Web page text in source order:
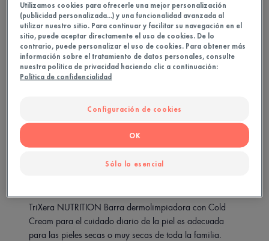
Familia
Tipo de piel
Piel seca - Piel muy seca - Piel sensible
TriXera NUTRITION Barra dermolimpiadora con Cold
Cream para el cuidado diario de la piel es adecuada
para las pieles secas o muy secas de toda la familia.
Utilizamos cookies para ofrecerle una mejor personalización
(publicidad personalizada...) y una funcionalidad avanzada al
utilizar nuestro sitio. Para continuar y facilitar su navegación en el
sitio, puede aceptar directamente el uso de cookies. De lo
contrario, puede personalizar el uso de cookies. Para obtener más
información sobre el tratamiento de datos personales, consulte
nuestra política de privacidad haciendo clic a continuación:
Política de confidencialidad
Configuración de cookies
Sólo lo esencial
OK